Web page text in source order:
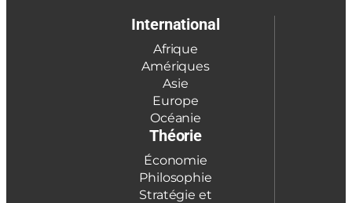
International
Afrique
Amériques
Asie
Europe
Océanie
Théorie
Économie
Philosophie
Stratégie et